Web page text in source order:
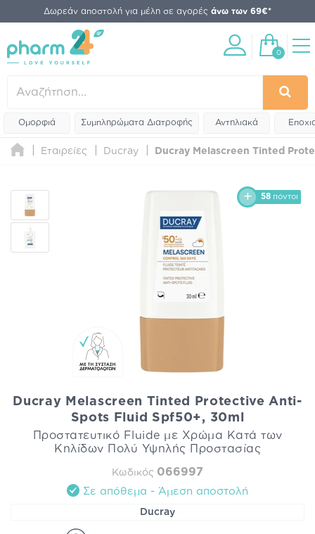
Δωρεάν αποστολή για μέλη σε αγορές άνω των 69€*
0
Ομορφιά Συμπληρώματα Διατροφής Αντηλιακά
Εταιρείες Ducray Ducray Melascreen Tinted
58 πόντοι
Ducray Melascreen Tinted Protective Anti-
Spots Fluid Spf50+, 30ml
Προστατευτικό Fluide με Χρώμα Κατά των
Κηλίδων Πολύ Υψηλής Προστασίας
Κωδικός 066997
Σε απόθεμα - Άμεση αποστολή
Ducray